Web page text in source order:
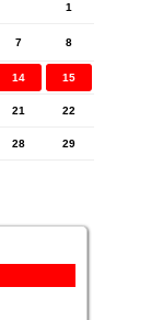
1
7 8
14 15
21 22
28 29